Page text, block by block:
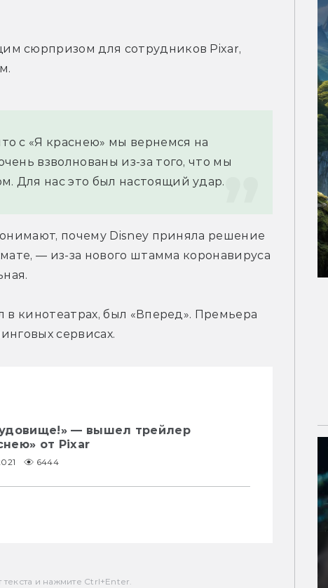
сюрпризом для сотрудников Pixar,
с «Я краснею» мы вернемся на
взволнованы из-за того, что мы
Для нас это был настоящий удар.
почему Disney приняла решение
— из-за нового штамма коронавируса
кинотеатрах, был «Вперед». Премьера
сервисах.
— вышел трейлер
от Pixar
6444
и нажмите Ctrl+Enter.